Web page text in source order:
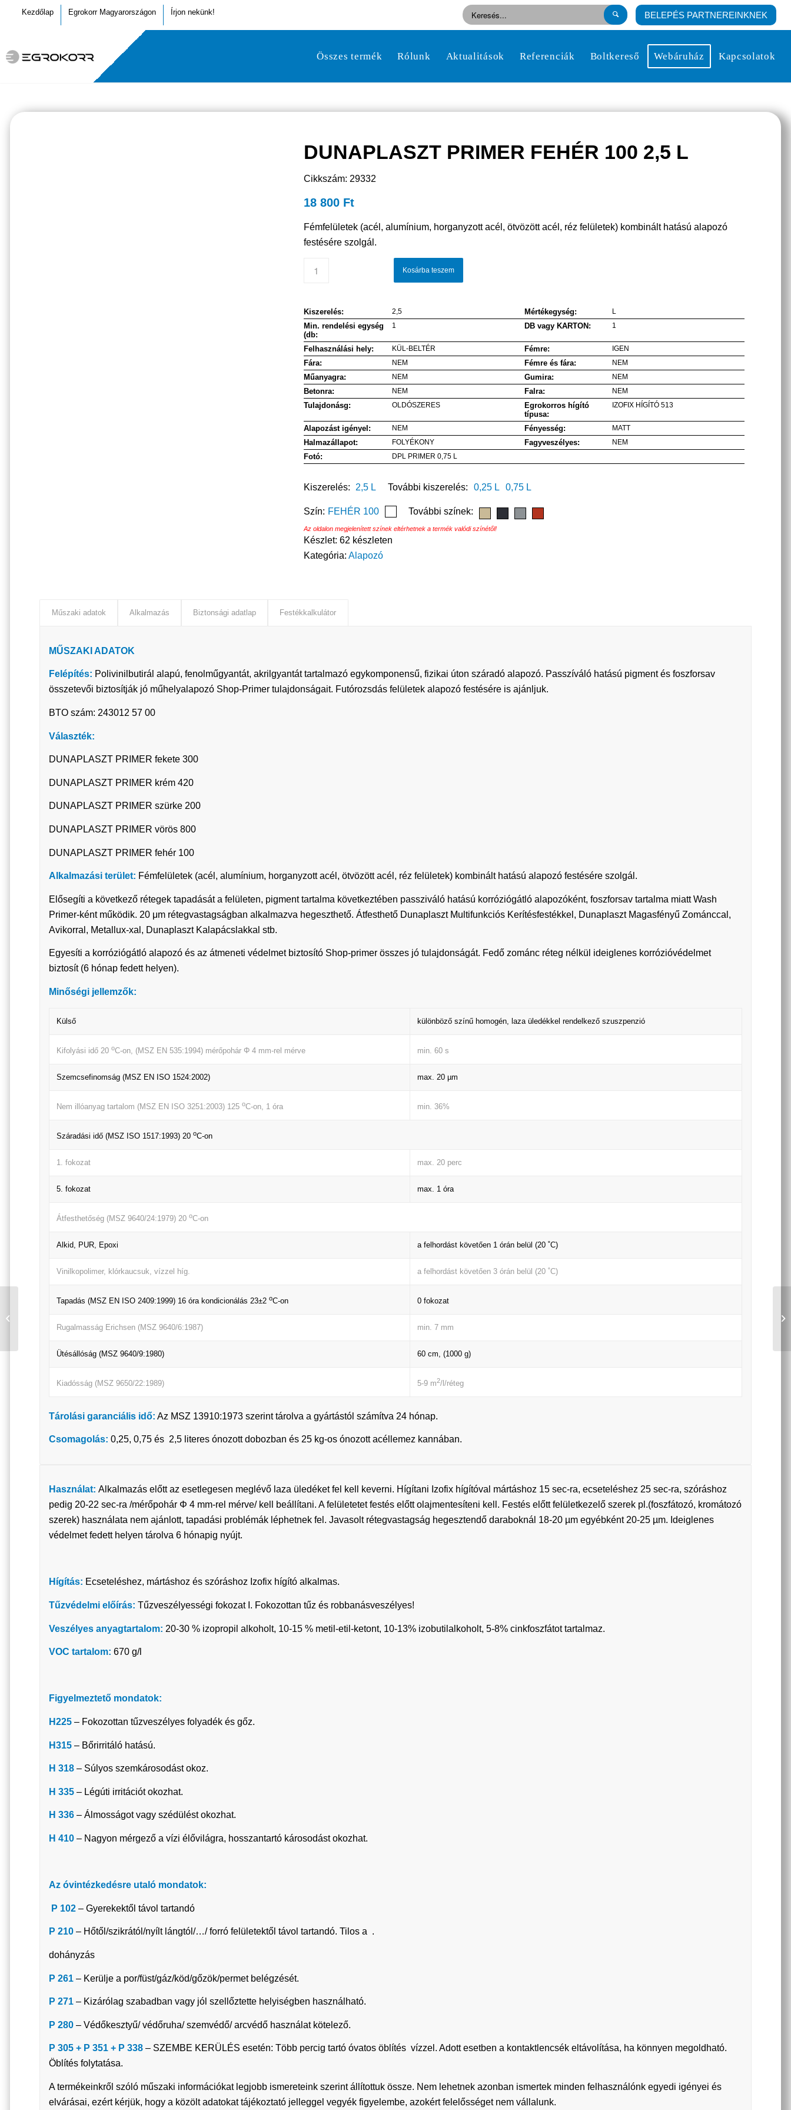
Kezdőlap Egrokorr Magyarországon Írjon nekünk! BELEPÉS PARTNEREINKNEK
Összes termék Rólunk Aktualitások Referenciák Boltkereső Webáruház Kapcsolatok
DUNAPLASZT PRIMER FEHÉR 100 2,5 L
Cikkszám: 29332
18 800 Ft
Fémfelületek (acél, alumínium, horganyzott acél, ötvözött acél, réz felületek) kombinált hatású alapozó
festésére szolgál.
Kosárba teszem
Kiszerelés: 2,5 Mértékegység: L
Min. rendelési egység
(db:
1 DB vagy KARTON: 1
Felhasználási hely: KÜL-BELTÉR Fémre: IGEN
Fára: NEM Fémre és fára: NEM
Műanyagra: NEM Gumira: NEM
Betonra: NEM Falra: NEM
Tulajdonásg: OLDÓSZERES
Egrokorros hígító
típusa:
IZOFIX HÍGÍTÓ 513
Alapozást igényel: NEM Fényesség: MATT
Halmazállapot: FOLYÉKONY Fagyveszélyes: NEM
Fotó: DPL PRIMER 0,75 L
Kiszerelés: 2,5 L További kiszerelés: 0,25 L 0,75 L
Szín: FEHÉR 100 További színek:
Az oldalon megjelenített színek eltérhetnek a termék valódi színétől!
Készlet:62 készleten
Kategória:Alapozó
Műszaki adatok Alkalmazás Biztonsági adatlap Festékkalkulátor
MŰSZAKI ADATOK
Felépítés: Polivinilbutirál alapú, fenolműgyantát, akrilgyantát tartalmazó egykomponensű, fizikai úton száradó alapozó. Passzíváló hatású pigment és foszforsav
összetevői biztosítják jó műhelyalapozó Shop-Primer tulajdonságait. Futórozsdás felületek alapozó festésére is ajánljuk.
BTO szám: 243012 57 00
Választék:
DUNAPLASZT PRIMER fekete 300
DUNAPLASZT PRIMER krém 420
DUNAPLASZT PRIMER szürke 200
DUNAPLASZT PRIMER vörös 800
DUNAPLASZT PRIMER fehér 100
Alkalmazási terület: Fémfelületek (acél, alumínium, horganyzott acél, ötvözött acél, réz felületek) kombinált hatású alapozó festésére szolgál.
Elősegíti a következő rétegek tapadását a felületen, pigment tartalma következtében passziváló hatású korróziógátló alapozóként, foszforsav tartalma miatt Wash
Primer-ként működik. 20 μm rétegvastagságban alkalmazva hegeszthető. Átfesthető Dunaplaszt Multifunkciós Kerítésfestékkel, Dunaplaszt Magasfényű Zománccal,
Avikorral, Metallux-xal, Dunaplaszt Kalapácslakkal stb.
Egyesíti a korróziógátló alapozó és az átmeneti védelmet biztosító Shop-primer összes jó tulajdonságát. Fedő zománc réteg nélkül ideiglenes korrózióvédelmet
biztosít (6 hónap fedett helyen).
Minőségi jellemzők:
Külső különböző színű homogén, laza üledékkel rendelkező szuszpenzió
Kifolyási idő 20 oC-on, (MSZ EN 535:1994) mérőpohár Φ 4 mm-rel mérve min. 60 s
Szemcsefinomság (MSZ EN ISO 1524:2002) max. 20 µm
Nem illóanyag tartalom (MSZ EN ISO 3251:2003) 125 oC-on, 1 óra min. 36%
Száradási idő (MSZ ISO 1517:1993) 20 oC-on
1. fokozat max. 20 perc
5. fokozat max. 1 óra
Átfesthetőség (MSZ 9640/24:1979) 20 oC-on
Alkid, PUR, Epoxi a felhordást követően 1 órán belül (20 ˚C)
Vinilkopolimer, klórkaucsuk, vízzel híg. a felhordást követően 3 órán belül (20 ˚C)
Tapadás (MSZ EN ISO 2409:1999) 16 óra kondicionálás 23±2 oC-on 0 fokozat
Rugalmasság Erichsen (MSZ 9640/6:1987) min. 7 mm
Ütésállóság (MSZ 9640/9:1980) 60 cm, (1000 g)
Kiadósság (MSZ 9650/22:1989) 5-9 m2/l/réteg
Tárolási garanciális idő: Az MSZ 13910:1973 szerint tárolva a gyártástól számítva 24 hónap.
Csomagolás: 0,25, 0,75 és 2,5 literes ónozott dobozban és 25 kg-os ónozott acéllemez kannában.
Használat: Alkalmazás előtt az esetlegesen meglévő laza üledéket fel kell keverni. Hígítani Izofix hígítóval mártáshoz 15 sec-ra, ecseteléshez 25 sec-ra, szóráshoz
pedig 20-22 sec-ra /mérőpohár Φ 4 mm-rel mérve/ kell beállítani. A felületetet festés előtt olajmentesíteni kell. Festés előtt felületkezelő szerek pl.(foszfátozó, kromátozó
szerek) használata nem ajánlott, tapadási problémák léphetnek fel. Javasolt rétegvastagság hegesztendő daraboknál 18-20 µm egyébként 20-25 µm. Ideiglenes
védelmet fedett helyen tárolva 6 hónapig nyújt.
Hígítás: Ecseteléshez, mártáshoz és szóráshoz Izofix hígító alkalmas.
Tűzvédelmi előírás: Tűzveszélyességi fokozat I. Fokozottan tűz és robbanásveszélyes!
Veszélyes anyagtartalom: 20-30 % izopropil alkoholt, 10-15 % metil-etil-ketont, 10-13% izobutilalkoholt, 5-8% cinkfoszfátot tartalmaz.
VOC tartalom: 670 g/l
Figyelmeztető mondatok:
H225 – Fokozottan tűzveszélyes folyadék és gőz.
H315 – Bőrirritáló hatású.
H 318 – Súlyos szemkárosodást okoz.
H 335 – Légúti irritációt okozhat.
H 336 – Álmosságot vagy szédülést okozhat.
H 410 – Nagyon mérgező a vízi élővilágra, hosszantartó károsodást okozhat.
Az óvintézkedésre utaló mondatok:
P 102 – Gyerekektől távol tartandó
P 210 – Hőtől/szikrától/nyílt lángtól/…/ forró felületektől távol tartandó. Tilos a .
dohányzás
P 261 – Kerülje a por/füst/gáz/köd/gőzök/permet belégzését.
P 271 – Kizárólag szabadban vagy jól szellőztette helyiségben használható.
P 280 – Védőkesztyű/ védőruha/ szemvédő/ arcvédő használat kötelező.
P 305 + P 351 + P 338 – SZEMBE KERÜLÉS esetén: Több percig tartó óvatos öblítés vízzel. Adott esetben a kontaktlencsék eltávolítása, ha könnyen megoldható.
Öblítés folytatása.
A termékeinkről szóló műszaki információkat legjobb ismereteink szerint állítottuk össze. Nem lehetnek azonban ismertek minden felhasználónk egyedi igényei és
elvárásai, ezért kérjük, hogy a közölt adatokat tájékoztató jelleggel vegyék figyelembe, azokért felelősséget nem vállalunk.
RENOVA AKRILKÁD
9016 5/1 0,5 KG